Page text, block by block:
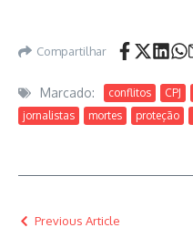
Compartilhar
Marcado: conflitos CPJ
jornalistas
mortes proteção
Previous Article